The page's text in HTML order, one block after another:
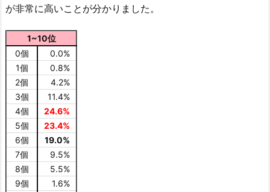
が非常に高いことが分かりました。
1~10位
0個
0.0%
1個
0.8%
2個
4.2%
3個
11.4%
4個
24.6%
5個
23.4%
6個
19.0%
7個
9.5%
8個
5.5%
9個
1.6%